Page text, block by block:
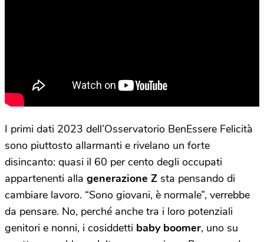
I primi dati 2023 dell’Osservatorio BenEssere Felicità
sono piuttosto allarmanti e rivelano un forte
disincanto: quasi il 60 per cento degli occupati
appartenenti alla generazione Z sta pensando di
cambiare lavoro. “Sono giovani, è normale”, verrebbe
da pensare. No, perché anche tra i loro potenziali
genitori e nonni, i cosiddetti baby boomer, uno su